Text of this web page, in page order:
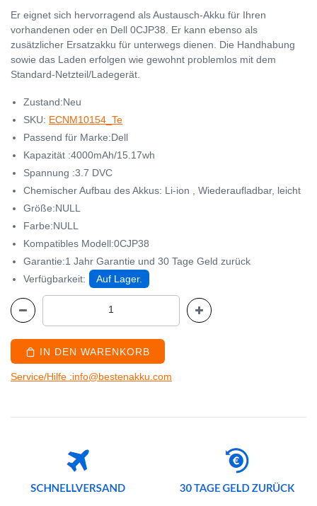
Er eignet sich hervorragend als Austausch-Akku für Ihren
vorhandenen oder en Dell 0CJP38. Er kann ebenso als
zusätzlicher Ersatzakku für unterwegs dienen. Die Handhabung
sowie das Laden erfolgen wie gewohnt problemlos mit dem
Standard-Netzteil/Ladegerät.
Zustand:Neu
SKU: ECNM10154_Te
Passend für Marke:Dell
Kapazität :4000mAh/15.17wh
Spannung :3.7 DVC
Chemischer Aufbau des Akkus: Li-ion , Wiederaufladbar, leicht
Größe:NULL
Farbe:NULL
Kompatibles Modell:0CJP38
Garantie:1 Jahr Garantie und 30 Tage Geld zurück
Verfügbarkeit:
Auf Lager.
IN DEN WARENKORB
Service/Hilfe :info@bestenakku.com